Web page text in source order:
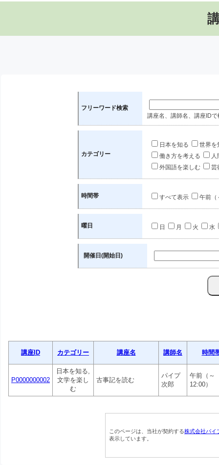
フリーワード検索
講座名、講師名、講座IDで
カテゴリー
日本を知る
世界を
働き方を考える
人
外国語を楽しむ
芸
時間帯 すべて表示 午前（
曜日 日 月 火 水
開催日(開始日)
講座ID カテゴリー 講座名 講師名 時間
P0000000002
日本を知る,
文学を楽し
む
古事記を読む
パイプ
次郎
午前（～
12:00）
このページは、当社が契約する株式会社パイ
表示しています。